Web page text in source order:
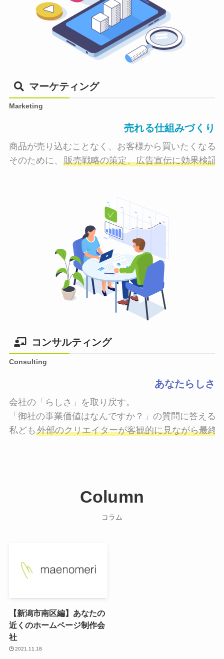
マーケティング
Marketing
売れる仕組みづくり
商品が売り込むことなく、お客様から買いたくなる
そのために、 販売戦略の策定、広告宣伝に効果検証
コンサルティング
Consulting
あなたらしさ
会社の「らしさ」を取り戻す。
「御社の事業価値はなんですか？」の質問に答える
私ども 外部のクリエイターが客観的に見ながら最終
Column
コラム
【新潟市南区編】あなたの
近くのホームページ制作会
社
2021.11.18